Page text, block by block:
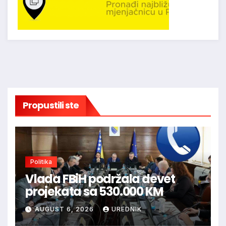
Propustili ste
Politika
Vlada FBiH podržala devet
projekata sa 530.000 KM
AUGUST 6, 2026 UREDNIK